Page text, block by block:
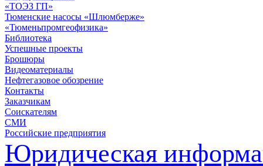
«ТОЭЗ ГП»
Тюменские насосы «Шлюмберже»
«Тюменьпромгеофизика»
Библиотека
Успешные проекты
Брошюры
Видеоматериалы
Нефтегазовое обозрение
Контакты
Заказчикам
Соискателям
СМИ
Российские предприятия
Юридическая